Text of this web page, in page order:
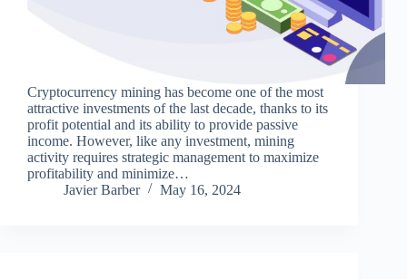
Cryptocurrency mining has become one of the most
attractive investments of the last decade, thanks to its
profit potential and its ability to provide passive
income. However, like any investment, mining
activity requires strategic management to maximize
profitability and minimize…
Javier Barber
May 16, 2024